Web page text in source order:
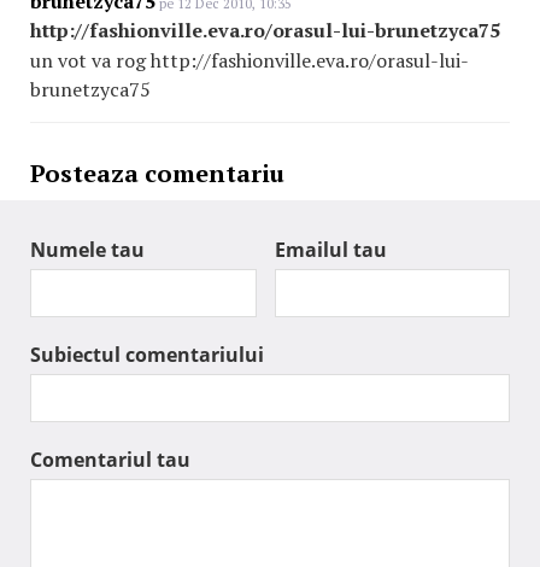
pe 12 Dec 2010, 10:35
http://fashionville.eva.ro/orasul-lui-brunetzyca75
un vot va rog http://fashionville.eva.ro/orasul-lui-
brunetzyca75
Posteaza comentariu
Numele tau Emailul tau
Subiectul comentariului
Comentariul tau